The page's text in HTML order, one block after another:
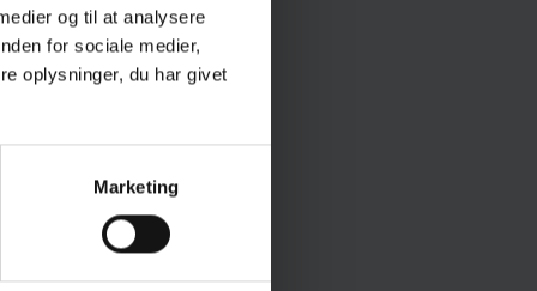
og til at analysere
for sociale medier,
oplysninger, du har givet
Marketing